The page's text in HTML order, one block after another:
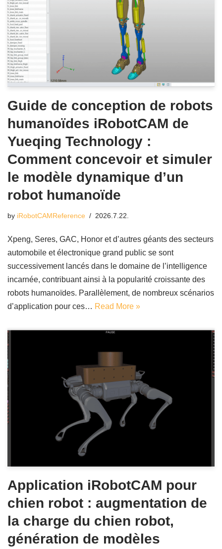
Guide de conception de robots
humanoïdes iRobotCAM de
Yueqing Technology :
Comment concevoir et simuler
le modèle dynamique d’un
robot humanoïde
by iRobotCAMReference 2026.7.22.
Xpeng, Seres, GAC, Honor et d’autres géants des secteurs
automobile et électronique grand public se sont
successivement lancés dans le domaine de l’intelligence
incarnée, contribuant ainsi à la popularité croissante des
robots humanoïdes. Parallèlement, de nombreux scénarios
d’application pour ces… Read More »
Application iRobotCAM pour
chien robot : augmentation de
la charge du chien robot,
génération de modèles